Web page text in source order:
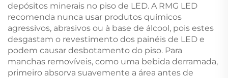
depósitos minerais no piso de LED. A RMG LED
recomenda nunca usar produtos químicos
agressivos, abrasivos ou à base de álcool, pois estes
desgastam o revestimento dos painéis de LED e
podem causar desbotamento do piso. Para
manchas removíveis, como uma bebida derramada,
primeiro absorva suavemente a área antes de